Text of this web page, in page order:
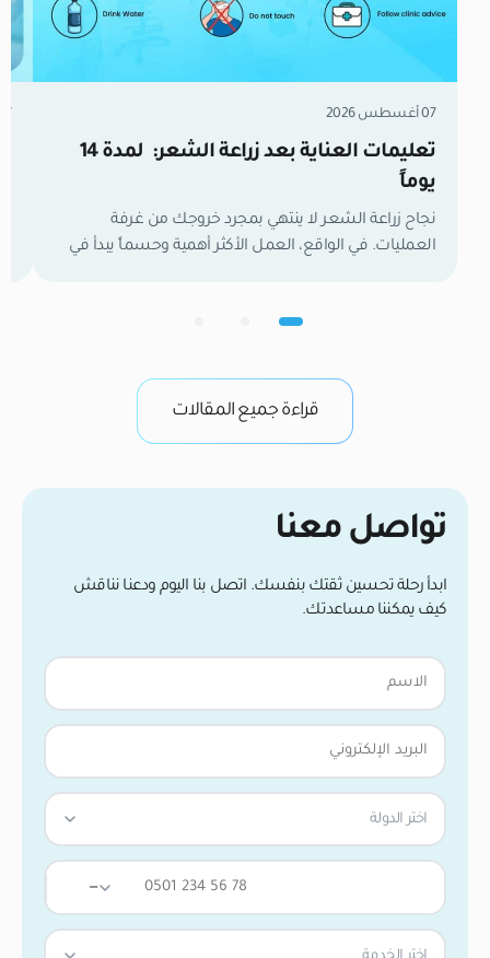
07 أغسطس 2026
تعليمات العناية بعد زراعة الشعر: لمدة 14
يوماً
نجاح زراعة الشعر لا ينتهي بمجرد خروجك من غرفة
العمليات. في الواقع، العمل الأكثر أهمية وحسماً يبدأ في
تكون بصيلات الشعر الجديدة كائنات حية وهشة تعمل
من واقع خبرتنا […]
قراءة جميع المقالات
تواصل معنا
ابدأ رحلة تحسين ثقتك بنفسك. اتصل بنا اليوم ودعنا نناقش
كيف يمكننا مساعدتك.
اختر الدولة
—